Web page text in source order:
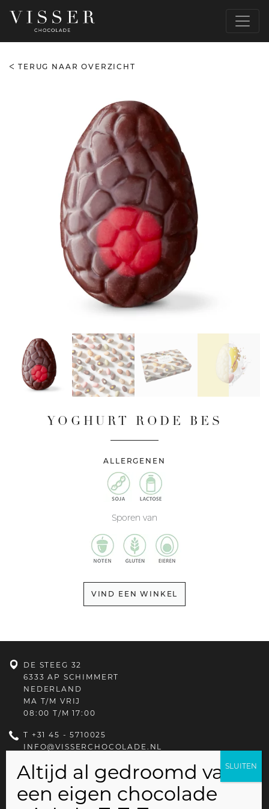
TERUG NAAR OVERZICHT
YOGHURT RODE BES
ALLERGENEN
Sporen van
VIND EEN WINKEL
DE STEEG 32
6333 AP SCHIMMERT
NEDERLAND
MA T/M VRIJ
08:00 T/M 17:00
T +31 45 - 5710025
INFO@VISSERCHOCOLADE.NL